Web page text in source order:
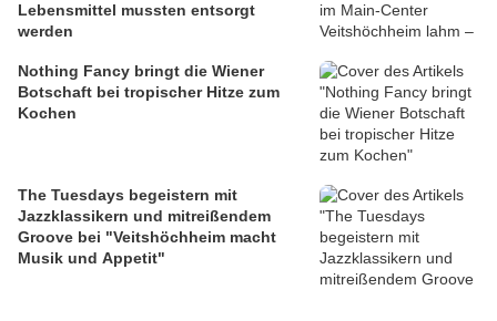
Lebensmittel mussten entsorgt
werden
Nothing Fancy bringt die Wiener
Botschaft bei tropischer Hitze zum
Kochen
The Tuesdays begeistern mit
Jazzklassikern und mitreißendem
Groove bei "Veitshöchheim macht
Musik und Appetit"